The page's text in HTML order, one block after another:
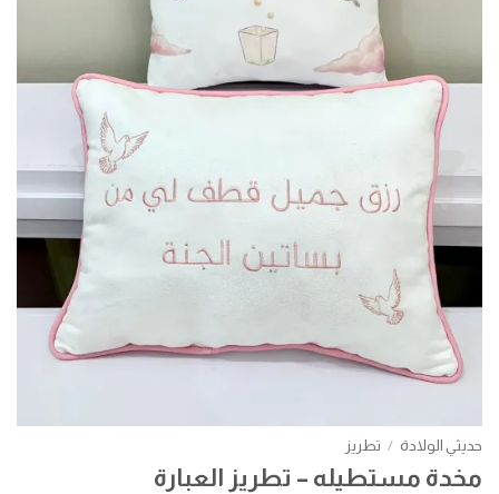
حديثي الولادة / تطريز
مخدة مستطيله – تطريز العبارة